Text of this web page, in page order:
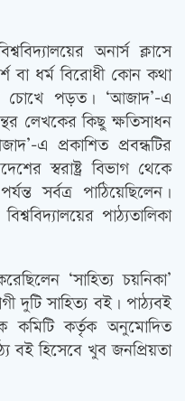
অনার্স ক্লাসে
বা ধর্ম বিরোধী কোন কথা
চোখে পড়ত। ‘আজাদ’-এ
লেখকের কিছু ক্ষতিসাধন
এ প্রকাশিত প্রবন্ধটির
স্বরাষ্ট্র বিভাগ থেকে
সর্বত্র পাঠিয়েছিলেন।
পাঠ্যতালিকা
‘সাহিত্য চয়নিকা’
দুটি সাহিত্য বই। পাঠ্যবই
কমিটি কর্তৃক অনুমোদিত
বই হিসেবে খুব জনপ্রিয়তা